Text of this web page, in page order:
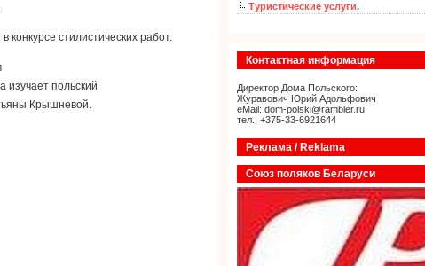
конкурсе cтилистических работ.
изучает польский
Крышневой.
Туристические услуги.
Контактная информация
Директор Дома Польского:
Журавович Юрий Адольфович
eMail: dom-polski@rambler.ru
тел.: +375-33-6921644
Реклама / Reklama
Союз поляков Беларуси